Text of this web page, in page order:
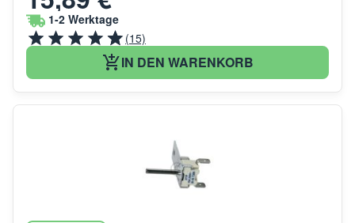
1-2 Werktage
(15)
IN DEN WARENKORB